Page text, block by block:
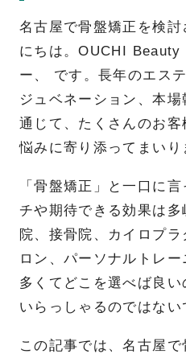
名古屋で骨盤矯正を検
にちは。OUCHI
ー、 です。長年のエス
ジュベネーション、本
通じて、たくさんのお
悩みに寄り添ってまいり
「骨盤矯正」と一口に
チや期待できる効果は
院、接骨院、カイロプ
ロン、パーソナルトレ
多くてどこを選べば良
いらっしゃるのではない
この記事では、名古屋